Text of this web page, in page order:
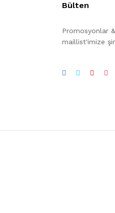
Bülten
Promosyonlar
maillist'imize